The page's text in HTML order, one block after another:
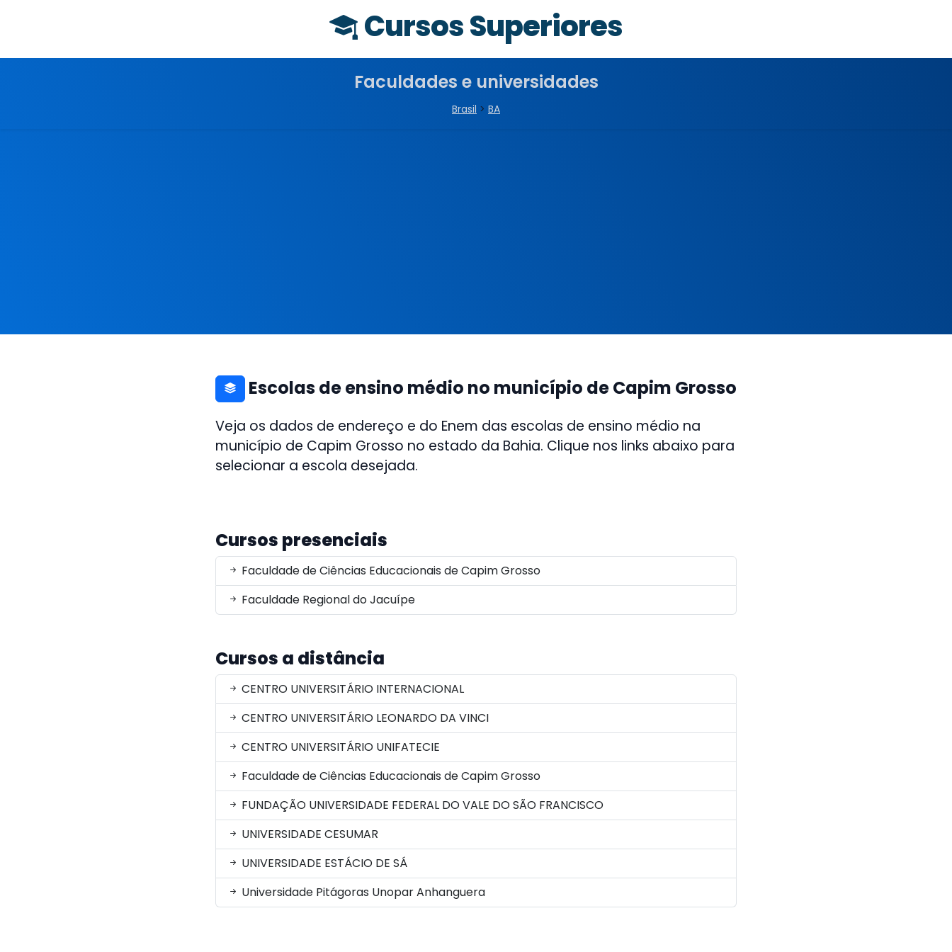
Cursos Superiores
Faculdades e universidades
Brasil > BA
Escolas de ensino médio no município de Capim Grosso
Veja os dados de endereço e do Enem das escolas de ensino médio na
município de Capim Grosso no estado da Bahia. Clique nos links abaixo para
selecionar a escola desejada.
Cursos presenciais
Faculdade de Ciências Educacionais de Capim Grosso
Faculdade Regional do Jacuípe
Cursos a distância
CENTRO UNIVERSITÁRIO INTERNACIONAL
CENTRO UNIVERSITÁRIO LEONARDO DA VINCI
CENTRO UNIVERSITÁRIO UNIFATECIE
Faculdade de Ciências Educacionais de Capim Grosso
FUNDAÇÃO UNIVERSIDADE FEDERAL DO VALE DO SÃO FRANCISCO
UNIVERSIDADE CESUMAR
UNIVERSIDADE ESTÁCIO DE SÁ
Universidade Pitágoras Unopar Anhanguera